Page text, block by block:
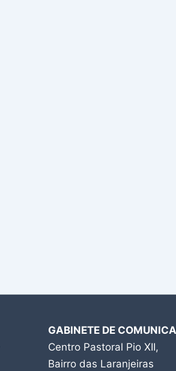
GABINETE DE
Centro Pastoral Pio XII,
Bairro das Laranjeiras